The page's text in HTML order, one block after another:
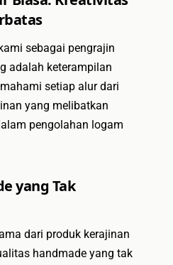
sebagai pengrajin
adalah keterampilan
setiap alur dari
yang melibatkan
pengolahan logam
yang Tak
dari produk kerajinan
handmade yang tak